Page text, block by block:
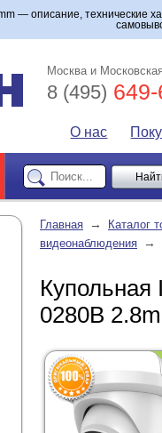
— описание, технические
Москва и
8 (495)
О нас
Главная →
Каталог
видеонаблюдения →
0280B